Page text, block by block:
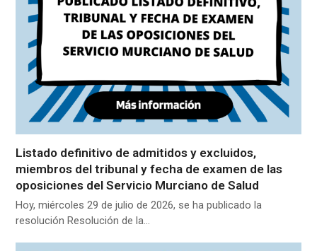
Listado definitivo de admitidos y excluidos,
miembros del tribunal y fecha de examen de las
oposiciones del Servicio Murciano de Salud
Hoy, miércoles 29 de julio de 2026, se ha publicado la
resolución Resolución de la…